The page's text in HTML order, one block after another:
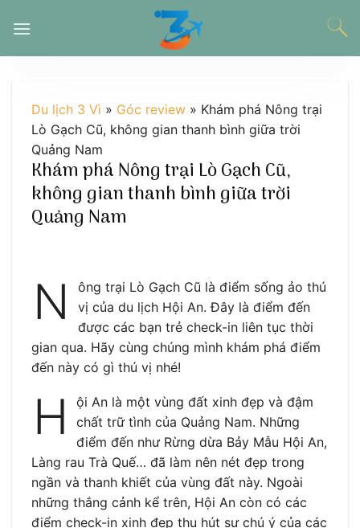
đến
Du lịch 3 Vì » Góc review » Khám phá Nông trại
Lò Gạch Cũ, không gian thanh bình giữa trời
Quảng Nam
Khám phá Nông trại Lò Gạch Cũ,
không gian thanh bình giữa trời
Quảng Nam
N
ông trại Lò Gạch Cũ là điểm sống ảo thú
vị của du lịch Hội An. Đây là điểm đến
được các bạn trẻ check-in liên tục thời
gian qua. Hãy cùng chúng mình khám phá điểm
đến này có gì thú vị nhé!
H
ội An là một vùng đất xinh đẹp và đậm
chất trữ tình của Quảng Nam. Những
điểm đến như Rừng dừa Bảy Mẫu Hội An,
Làng rau Trà Quế… đã làm nên nét đẹp trong
ngần và thanh khiết của vùng đất này. Ngoài
những thắng cảnh kể trên, Hội An còn có các
điểm check-in xinh đẹp thu hút sự chú ý của các